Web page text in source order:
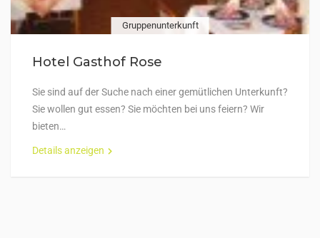
Gruppenunterkunft
Hotel Gasthof Rose
Sie sind auf der Suche nach einer gemütlichen Unterkunft?
Sie wollen gut essen? Sie möchten bei uns feiern? Wir
bieten…
Details anzeigen